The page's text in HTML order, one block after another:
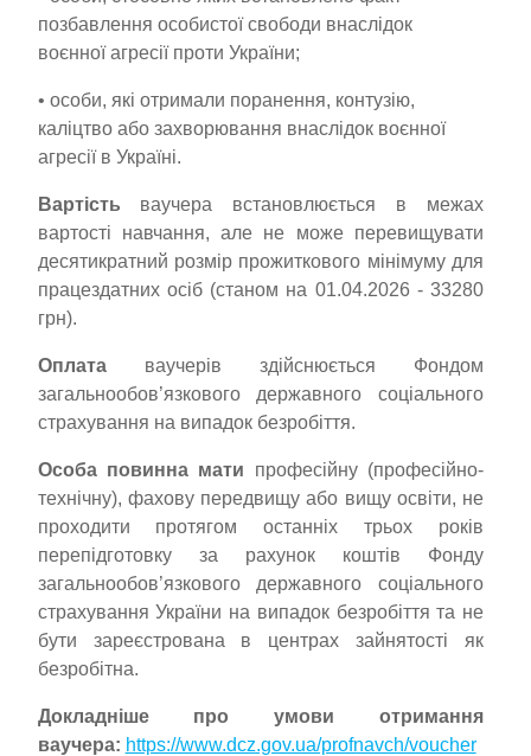
позбавлення особистої свободи внаслідок
воєнної агресії проти України;
• особи, які отримали поранення, контузію,
каліцтво або захворювання внаслідок воєнної
агресії в Україні.
Вартість ваучера встановлюється в межах
вартості навчання, але не може перевищувати
десятикратний розмір прожиткового мінімуму для
працездатних осіб (станом на 01.04.2026 - 33280
грн).
Оплата ваучерів здійснюється Фондом
загальнообов’язкового державного соціального
страхування на випадок безробіття.
Особа повинна мати професійну (професійно-
технічну), фахову передвищу або вищу освіти, не
проходити протягом останніх трьох років
перепідготовку за рахунок коштів Фонду
загальнообов’язкового державного соціального
страхування України на випадок безробіття та не
бути зареєстрована в центрах зайнятості як
безробітна.
Докладніше про умови отримання
ваучера: https://www.dcz.gov.ua/profnavch/voucher